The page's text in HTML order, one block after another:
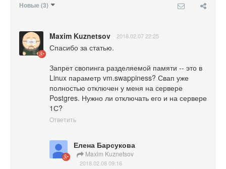
Новые (3)
Maxim Kuznetsov 2018.02.07 22:25
Спасибо за статью.
Запрет свопинга разделяемой памяти -- это в
Linux параметр vm.swappiness? Свап уже
полностью отключен у меня на сервере
Postgres. Нужно ли отключать его и на сервере
1С?
Ответить
Елена Барсукова
Maxim Kuznetsov
2018.02.08 09:16